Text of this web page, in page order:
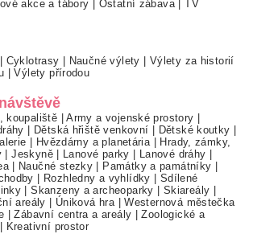
akce a tábory Ostatní zábava|TV
Cyklotrasy Naučné výlety
Výlety za historií
|Výlety přírodou
koupaliště |Army a vojenské prostory
Dětská hřiště venkovní Dětské koutky
Hvězdárny a planetária|
Hrady, zámky,
|Jeskyně| Lanové parky Lanové dráhy
| Naučné stezky Památky a památníky
Rozhledny a vyhlídky
Sdílené
|Skanzeny a archeoparky Skiareály
areály
Úniková hra|Westernová městečka
|Zábavní centra a areály |Zoologické a
Kreativní prostor